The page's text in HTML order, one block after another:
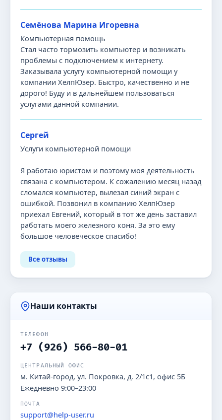
Семёнова Марина Игоревна
Компьютерная помощь
Стал часто тормозить компьютер и возникать
проблемы с подключением к интернету.
Заказывала услугу компьютерной помощи у
компании ХелпЮзер. Быстро, качественно и не
дорого! Буду и в дальнейшем пользоваться
услугами данной компании.
Сергей
Услуги компьютерной помощи
Я работаю юристом и поэтому моя деятельность
связана с компьютером. К сожалению месяц назад
сломался компьютер, вылезал синий экран с
ошибкой. Позвонил в компанию ХелпЮзер
приехал Евгений, который в тот же день заставил
работать моего железного коня. За это ему
большое человеческое спасибо!
Все отзывы
Наши контакты
ТЕЛЕФОН
+7 (926) 566-80-01
ЦЕНТРАЛЬНЫЙ ОФИС
м. Китай-город, ул. Покровка, д. 2/1с1, офис 5Б
Ежедневно 9:00–23:00
ПОЧТА
support@help-user.ru